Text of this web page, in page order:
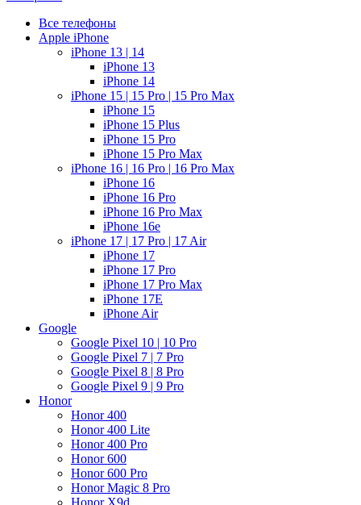
Все телефоны
Apple iPhone
iPhone 13 | 14
iPhone 13
iPhone 14
iPhone 15 | 15 Pro | 15 Pro Max
iPhone 15
iPhone 15 Plus
iPhone 15 Pro
iPhone 15 Pro Max
iPhone 16 | 16 Pro | 16 Pro Max
iPhone 16
iPhone 16 Pro
iPhone 16 Pro Max
iPhone 16e
iPhone 17 | 17 Pro | 17 Air
iPhone 17
iPhone 17 Pro
iPhone 17 Pro Max
iPhone 17E
iPhone Air
Google
Google Pixel 10 | 10 Pro
Google Pixel 7 | 7 Pro
Google Pixel 8 | 8 Pro
Google Pixel 9 | 9 Pro
Honor
Honor 400
Honor 400 Lite
Honor 400 Pro
Honor 600
Honor 600 Pro
Honor Magic 8 Pro
Honor X9d